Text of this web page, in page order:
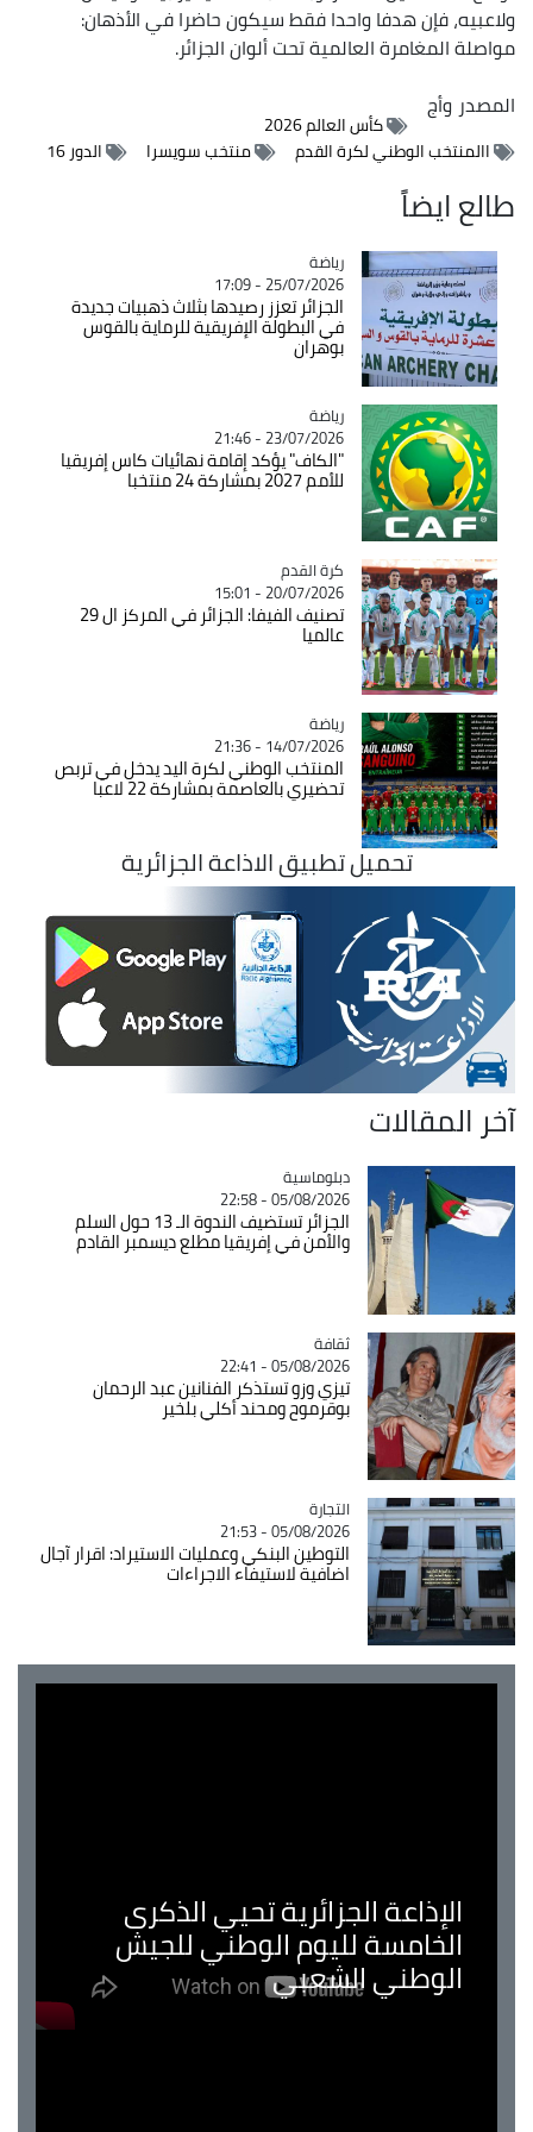
ولاعبيه، فإن هدفا واحدا فقط سيكون حاضرا في الأذهان:
مواصلة المغامرة العالمية تحت ألوان الجزائر.
المصدروأج
كأس العالم 2026
االمنتخب الوطني لكرة القدم
منتخب سويسرا الدور 16
طالع ايضاً
Catégorie
رياضة
25/07/2026 - 17:09
الجزائر تعزز رصيدها بثلاث ذهبيات جديدة
في البطولة الإفريقية للرماية بالقوس
بوهران
Catégorie
رياضة
23/07/2026 - 21:46
"الكاف" يؤكد إقامة نهائيات كاس إفريقيا
للأمم 2027 بمشاركة 24 منتخبا
Catégorie
كرة القدم
20/07/2026 - 15:01
تصنيف الفيفا: الجزائر في المركز ال 29
عالميا
Catégorie
رياضة
14/07/2026 - 21:36
المنتخب الوطني لكرة اليد يدخل في تربص
تحضيري بالعاصمة بمشاركة 22 لاعبا
تحميل تطبيق الاذاعة الجزائرية
آخر المقالات
Catégorie
دبلوماسية
05/08/2026 - 22:58
الجزائر تستضيف الندوة الـ 13 حول السلم
والأمن في إفريقيا مطلع ديسمبر القادم
Catégorie
ثقافة
05/08/2026 - 22:41
تيزي وزو تستذكر الفنانين عبد الرحمان
بوقرموح ومحند أكلي بلخير
Catégorie
التجارة
05/08/2026 - 21:53
التوطين البنكي وعمليات الاستيراد: اقرار آجال
اضافية لاستيفاء الاجراءات
الإذاعة الجزائرية تحيي الذكرى
الخامسة لليوم الوطني للجيش
الوطني الشعبي